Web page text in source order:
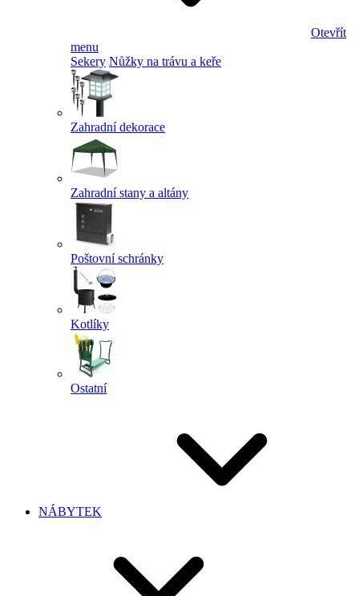
Otevřít
menu
Sekery Nůžky na trávu a keře
Zahradní dekorace
Zahradní stany a altány
Poštovní schránky
Kotlíky
Ostatní
NÁBYTEK